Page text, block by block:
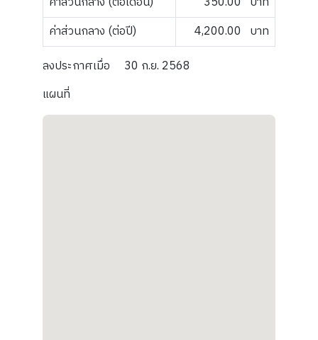
ค่าส่วนกลาง (ต่อปี)
4,200.00 บาท
ลงประกาศเมื่อ
30 ก.ย. 2568
แผนที่